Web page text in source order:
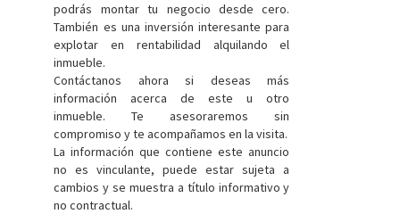
podrás montar tu negocio desde cero.
También es una inversión interesante para
explotar en rentabilidad alquilando el
inmueble.
Contáctanos ahora si deseas más
información acerca de este u otro
inmueble. Te asesoraremos sin
compromiso y te acompañamos en la visita.
La información que contiene este anuncio
no es vinculante, puede estar sujeta a
cambios y se muestra a título informativo y
no contractual.